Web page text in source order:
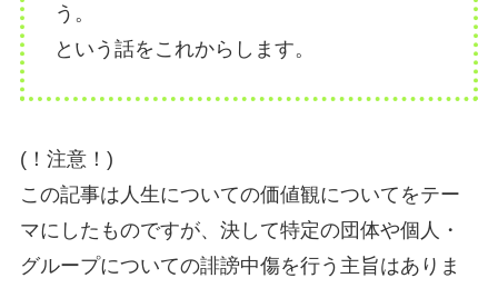
う。
という話をこれからします。
(！注意！)
この記事は人生についての価値観についてをテー
マにしたものですが、決して特定の団体や個人・
グループについての誹謗中傷を行う主旨はありま